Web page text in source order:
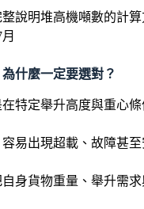
說明堆高機噸數的計
什麼一定要選對？
特定舉升高度與重心
易出現超載、故障甚
身貨物重量、舉升需